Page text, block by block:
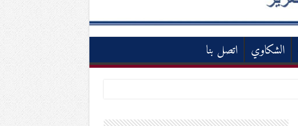
الشكاوي اتصل بنا